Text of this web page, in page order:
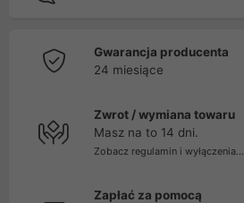
Gwarancja producenta
24 miesiące
Zwrot / wymiana towaru
Masz na to 14 dni.
Zobacz regulamin i wyłączenia...
Zapłać za pomocą